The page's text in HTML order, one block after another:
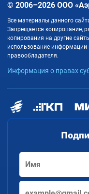
© 2006–2026 ООО
Все материалы данного
Запрещается копирование,
копирования на другие
использование информации
правообладателя.
Информация о правах